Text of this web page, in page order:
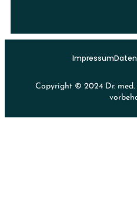
Impressum
Copyright © 2024 Dr. med.